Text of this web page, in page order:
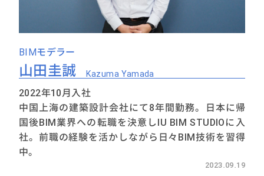
BIMモデラー
山田圭誠 Kazuma Yamada
2022年10月入社
中国上海の建築設計会社にて8年間勤務。日本に帰
国後BIM業界への転職を決意しIU BIM STUDIOに入
社。前職の経験を活かしながら日々BIM技術を習得
中。
2023.09.19